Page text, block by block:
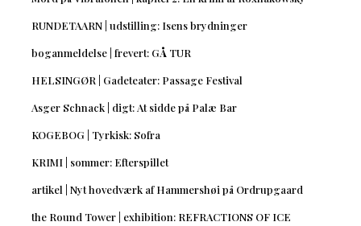
RUNDETAARN | udstilling: Isens brydninger
boganmeldelse | frevert: GÅ TUR
HELSINGØR | Gadeteater: Passage Festival
Asger Schnack | digt: At sidde på Palæ Bar
KOGEBOG | Tyrkisk: Sofra
KRIMI | sommer: Efterspillet
artikel | Nyt hovedværk af Hammershøi på Ordrupgaard
the Round Tower | exhibition: REFRACTIONS OF ICE